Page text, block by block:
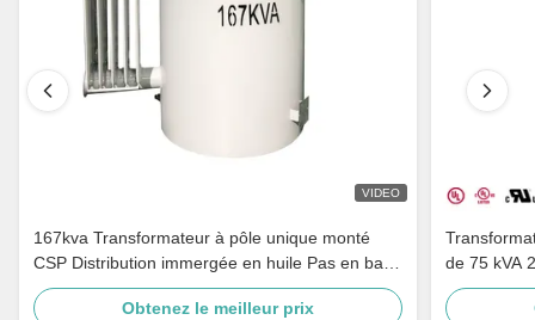
VIDEO
167kva Transformateur à pôle unique monté
CSP Distribution immergée en huile Pas en bas
4160v À 480v
Obtenez le meilleur prix
de 75 kVA
la